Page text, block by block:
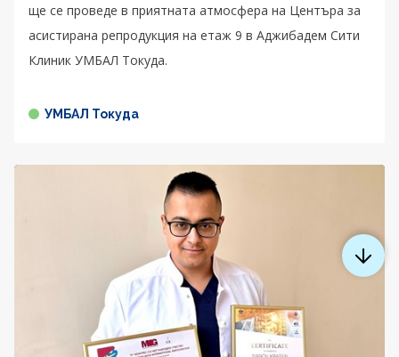
ще се проведе в приятната атмосфера на Центъра за
асистирана репродукция на етаж 9 в Аджибадем Сити
Клиник УМБАЛ Токуда.
УМБАЛ Токуда